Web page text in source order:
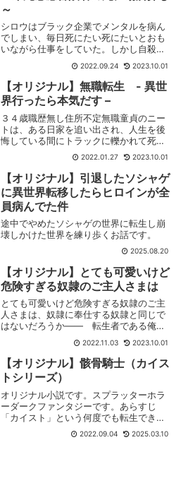
～
シロウはブラック企業でメンタルを病ん
でしまい、毎日死にたい死にたいとおも
いながら仕事をしていた。しかし自殺は
できない。怖いからだ。殺されるのはい
いが、自分から死ぬのはおっかない。そ
れに、日々が辛いからといって自殺し
て、誰が泣いてくれるのか。...
2022.09.24 2023.10.01
【オリジナル】無職転生 - 異世
界行ったら本気だす –
３４歳職歴無し住所不定無職童貞のニー
トは、ある日家を追い出され、人生を後
悔している間にトラックに轢かれて死ん
でしまう。目覚めた時、彼は赤ん坊にな
っていた。どうやら異世界に転生したら
しい。 彼は誓う、今度こそ本気だして
後悔しない人生を送ると。...
2022.01.27 2023.10.01
【オリジナル】引退したソシャゲ
に異世界転移したらヒロインが全
員病んでた件
途中でやめたソシャゲの世界に転生し崩
壊しかけた世界を練り歩くお話です。
2025.08.20
【オリジナル】とても可愛いけど
危険すぎる奴隷のご主人さまは
とても可愛いけど危険すぎる奴隷のご主
人さまは、奴隷に奉仕する奴隷と同じで
はないだろうか―― 転生者である俺
は、ある時猫耳と翼を持った天使のよう
な少女と出逢う。彼女は人さらいによっ
て違法に奴隷を売買する商人に掴まって
いた奴隷で、色々な事情から...
2022.11.03 2023.10.01
【オリジナル】骸骨騎士（カイス
トシリーズ）
オリジナル小説です。スプラッターホラ
ーダークファンタジーです。あらすじ
「カイスト」という何度でも転生できる
存在がたくさんいる世界です。国に雇わ
れたカイストが村を襲い、村に雇われた
2022.09.04 2025.03.10